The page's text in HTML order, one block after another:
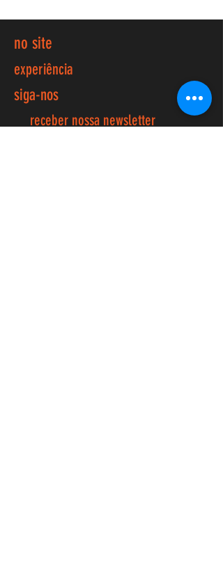
no site
experiência
siga-nos
receber nossa newsletter